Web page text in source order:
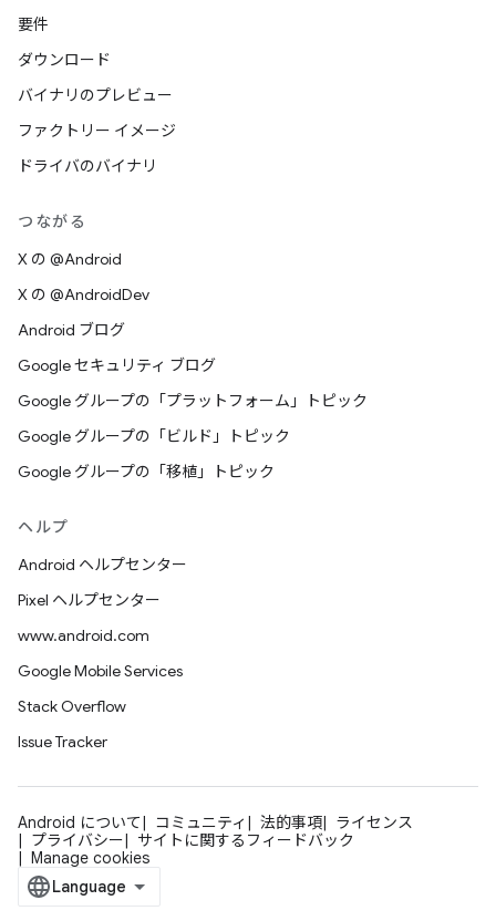
要件
ダウンロード
バイナリのプレビュー
ファクトリー イメージ
ドライバのバイナリ
つながる
X の @Android
X の @AndroidDev
Android ブログ
Google セキュリティ ブログ
Google グループの「プラットフォーム」トピック
Google グループの「ビルド」トピック
Google グループの「移植」トピック
ヘルプ
Android ヘルプセンター
Pixel ヘルプセンター
www.android.com
Google Mobile Services
Stack Overflow
Issue Tracker
Android について コミュニティ 法的事項
ライセンス
プライバシー
サイトに関するフィードバック
Manage cookies